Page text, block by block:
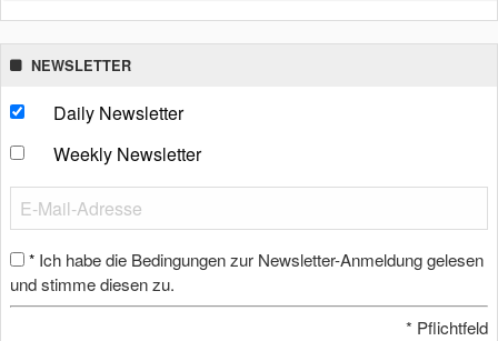
NEWSLETTER
Daily Newsletter
Weekly Newsletter
* Ich habe die Bedingungen zur Newsletter-Anmeldung gelesen
und stimme diesen zu.
* Pflichtfeld